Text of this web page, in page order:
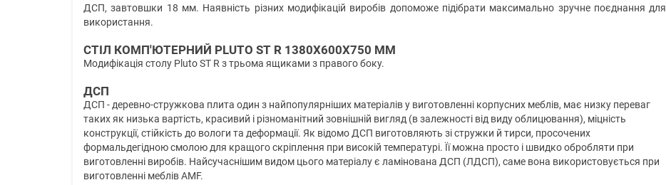
ДСП, завтовшки 18 мм. Наявність різних модифікацій виробів допоможе підібрати максимально зручне поєднання для
використання.
СТІЛ КОМП'ЮТЕРНИЙ PLUTO ST R 1380Х600Х750 ММ
Модифікація столу Pluto ST R з трьома ящиками з правого боку.
ДСП
ДСП - деревно-стружкова плита один з найпопулярніших матеріалів у виготовленні корпусних меблів, має низку переваг
таких як низька вартість, красивий і різноманітний зовнішній вигляд (в залежності від виду облицювання), міцність
конструкції, стійкість до вологи та деформації. Як відомо ДСП виготовляють зі стружки й тирси, просочених
формальдегідною смолою для кращого скріплення при високій температурі. Її можна просто і швидко обробляти при
виготовленні виробів. Найсучаснішим видом цього матеріалу є ламінована ДСП (ЛДСП), саме вона використовується при
виготовленні меблів AMF.